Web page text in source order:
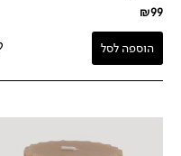
₪99
הוספה לסל